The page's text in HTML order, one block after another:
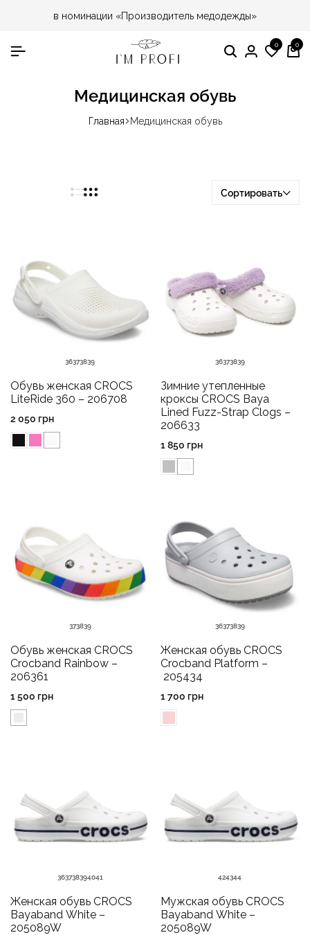
в номинации «Производитель медодежды»
Поиск
Вход
0 0
Медицинская обувь
Главная Медицинская обувь
Сортировать
36373839
Обувь женская CROCS
LiteRide 360 – 206708
2 050 грн
36373839
Зимние утепленные
кроксы CROCS Baya
Lined Fuzz-Strap Clogs –
206633
1 850 грн
373839
Обувь женская CROCS
Crocband Rainbow –
206361
1 500 грн
36373839
Женская обувь CROCS
Crocband Platform –
205434
1 700 грн
363738394041
Женская обувь CROCS
Bayaband White –
205089W
424344
Мужская обувь CROCS
Bayaband White –
205089W